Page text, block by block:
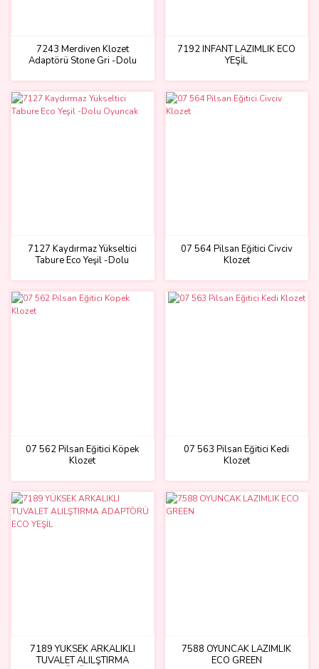
7243 Merdiven Klozet
Adaptörü Stone Gri -Dolu
7192 INFANT LAZIMLIK ECO
YEŞİL
7127 Kaydırmaz Yükseltici
Tabure Eco Yeşil -Dolu
07 564 Pilsan Eğitici Civciv
Klozet
07 562 Pilsan Eğitici Köpek
Klozet
07 563 Pilsan Eğitici Kedi
Klozet
7189 YÜKSEK ARKALIKLI
TUVALET ALILŞTIRMA
7588 OYUNCAK LAZIMLIK
ECO GREEN